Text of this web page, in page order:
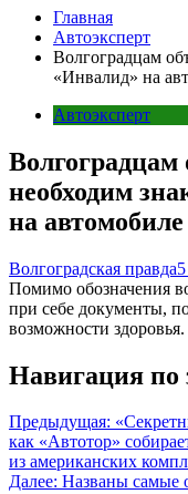
Главная
Автоэксперт
Волгоградцам
«Инвалид» на
Автоэксперт
Волгоградцам
необходим
на автомобиле
Волгоградская правда
Помимо обозначения
при себе документы,
возможности
Навигация по
Предыдущая:
как «Автотор»
из американских
Далее: Названы самые